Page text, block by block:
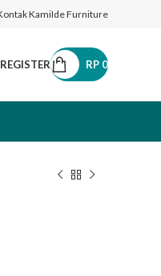
KamiIde Furniture
RP 0